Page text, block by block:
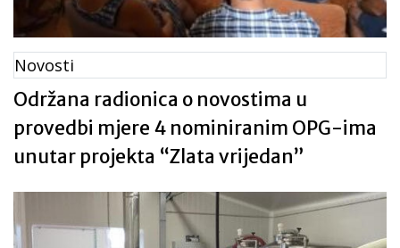
Novosti
Održana radionica o novostima u
provedbi mjere 4 nominiranim OPG-ima
unutar projekta “Zlata vrijedan”